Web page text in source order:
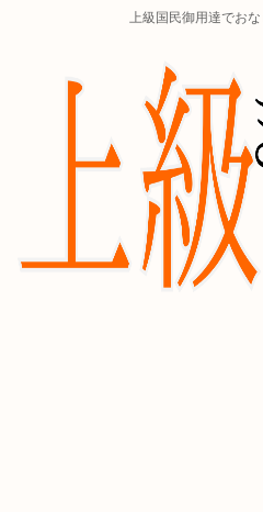
上級国民御用達でお